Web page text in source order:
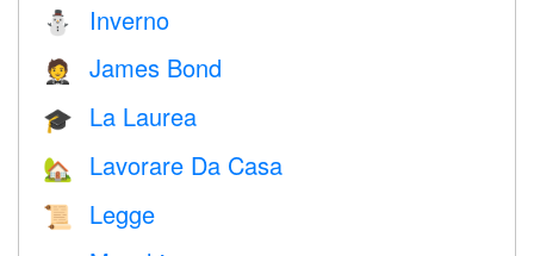
⛄ Inverno
🤵 James Bond
🎓 La Laurea
🏡 Lavorare Da Casa
📜 Legge